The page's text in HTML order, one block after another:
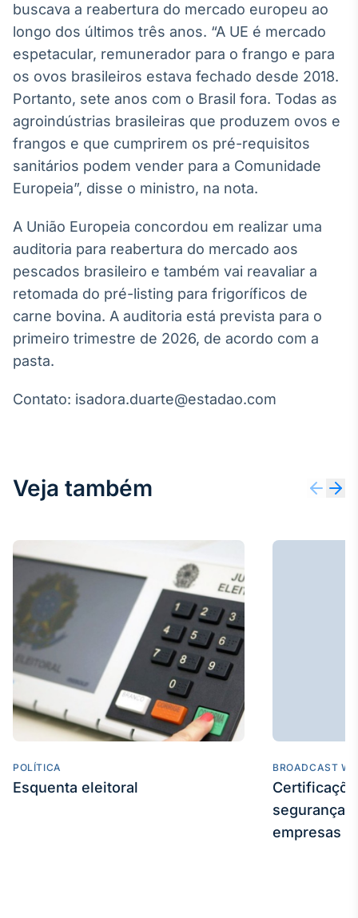
Curadoria
Curadoria de
conteúdos
Soluções de
Tecnologia
Broadcast
Radar
inteligente de
conteúdos
Broadcast
Fundos
A melhor
plataforma para
Em breve
Gestão de
Investimentos
Em breve
buscava a reabertura do mercado europeu ao
longo dos últimos três anos. “A UE é mercado
espetacular, remunerador para o frango e para
os ovos brasileiros estava fechado desde 2018.
Portanto, sete anos com o Brasil fora. Todas as
agroindústrias brasileiras que produzem ovos e
frangos e que cumprirem os pré-requisitos
sanitários podem vender para a Comunidade
Europeia”, disse o ministro, na nota.
A União Europeia concordou em realizar uma
auditoria para reabertura do mercado aos
pescados brasileiro e também vai reavaliar a
retomada do pré-listing para frigoríficos de
carne bovina. A auditoria está prevista para o
primeiro trimestre de 2026, de acordo com a
pasta.
Contato: isadora.duarte@estadao.com
Veja também
POLÍTICA
Esquenta eleitoral
BROADCAST
segurança
empresas